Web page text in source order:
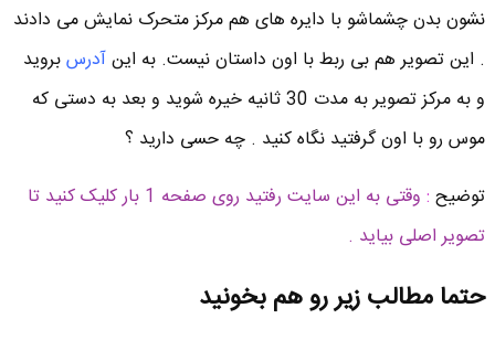
نشون بدن چشماشو با دایره های هم مرکز متحرک نمایش می دادند
. این تصویر هم بی ربط با اون داستان نیست. به اینآدرسبروید
و به مرکز تصویر به مدت 30 ثانیه خیره شوید و بعد به دستی که
موس رو با اون گرفتید نگاه کنید . چه حسی دارید ؟
توضیح :
وقتی به این سایت رفتید روی صفحه 1 بار کلیک کنید تا
تصویر اصلی بیاید .
حتما مطالب زیر رو هم بخونید